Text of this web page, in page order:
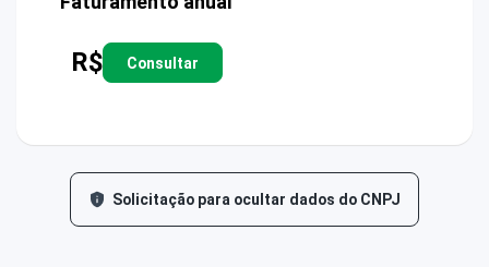
R$ Consultar
Solicitação para ocultar dados do CNPJ